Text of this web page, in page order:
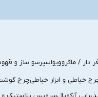
دار / ماکروویواسپرسو ساز و
خیاطی و ابزار خیاطیچرخ